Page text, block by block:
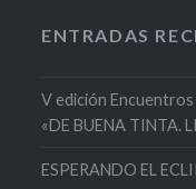
ENTRADAS
V edición Encuentros
«DE BUENA TINTA.
ESPERANDO EL